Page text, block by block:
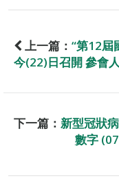
上一篇： “第12屆
今(22)日召開 參會
下一篇： 新型冠狀
數字